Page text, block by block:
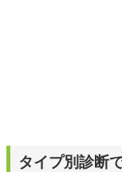
タイプ別診断